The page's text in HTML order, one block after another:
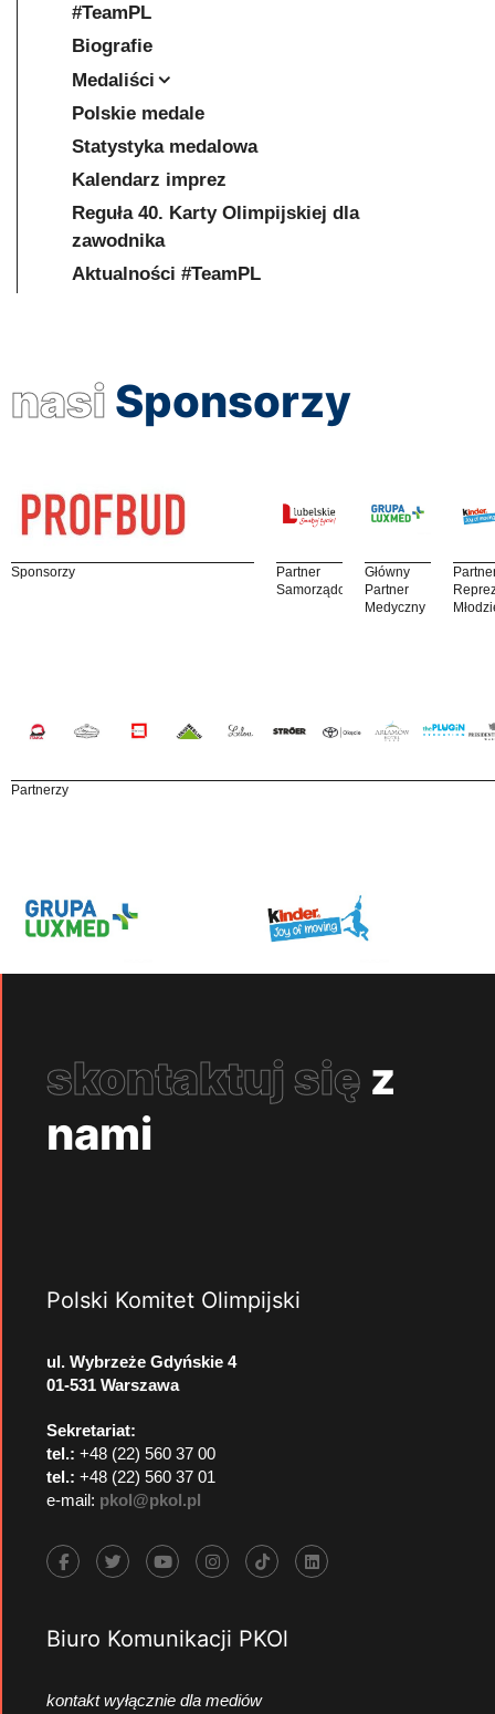
#TeamPL
Biografie
Medaliści
Polskie medale
Statystyka medalowa
Kalendarz imprez
Reguła 40. Karty Olimpijskiej dla
zawodnika
Aktualności #TeamPL
nasi Sponsorzy
Sponsorzy
Partner
Samorządowy
Główny
Partner
Medyczny
Partnerzy
skontaktuj się z
nami
Polski Komitet Olimpijski
ul. Wybrzeże Gdyńskie 4
01-531 Warszawa
Sekretariat:
tel.: +48 (22) 560 37 00
tel.: +48 (22) 560 37 01
e-mail: pkol@pkol.pl
Biuro Komunikacji PKOl
kontakt wyłącznie dla mediów